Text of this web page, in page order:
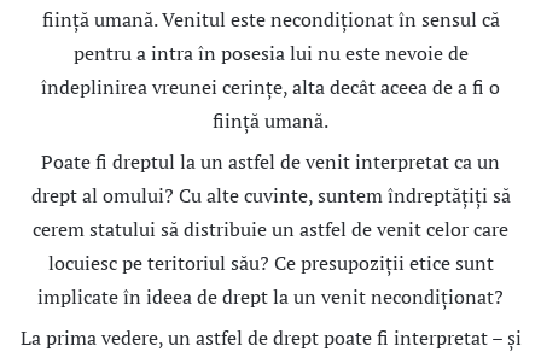
ființă umană. Venitul este necondiționat în sensul că
pentru a intra în posesia lui nu este nevoie de
îndeplinirea vreunei cerințe, alta decât aceea de a fi o
ființă umană.
Poate fi dreptul la un astfel de venit interpretat ca un
drept al omului? Cu alte cuvinte, suntem îndreptățiți să
cerem statului să distribuie un astfel de venit celor care
locuiesc pe teritoriul său? Ce presupoziții etice sunt
implicate în ideea de drept la un venit necondiționat?
La prima vedere, un astfel de drept poate fi interpretat – și